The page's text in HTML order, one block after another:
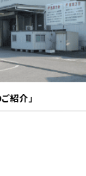
紹介」